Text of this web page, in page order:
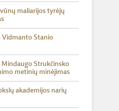
maliarijos tyrėjų
Vidmanto Stanio
Strukčinsko
metinių minėjimas
akademijos narių